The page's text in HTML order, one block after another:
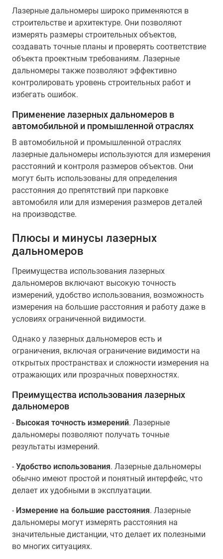
Лазерные дальномеры широко применяются в
строительстве и архитектуре. Они позволяют
измерять размеры строительных объектов,
создавать точные планы и проверять соответствие
объекта проектным требованиям. Лазерные
дальномеры также позволяют эффективно
контролировать уровень строительных работ и
избегать ошибок.
Применение лазерных дальномеров в
автомобильной и промышленной отраслях
В автомобильной и промышленной отраслях
лазерные дальномеры используются для измерения
расстояний и контроля размеров объектов. Они
могут быть использованы для определения
расстояния до препятствий при парковке
автомобиля или для измерения размеров деталей
на производстве.
Плюсы и минусы лазерных
дальномеров
Преимущества использования лазерных
дальномеров включают высокую точность
измерений, удобство использования, возможность
измерения на большие расстояния и работу даже в
условиях ограниченной видимости.
Однако у лазерных дальномеров есть и
ограничения, включая ограничение видимости на
открытых пространствах и сложности измерения на
отражающих или прозрачных поверхностях.
Преимущества использования лазерных
дальномеров
- Высокая точность измерений. Лазерные
дальномеры позволяют получать точные
результаты измерений.
- Удобство использования. Лазерные дальномеры
обычно имеют простой и понятный интерфейс, что
делает их удобными в эксплуатации.
- Измерение на большие расстояния. Лазерные
дальномеры могут измерять расстояния на
значительные дистанции, что делает их полезными
во многих ситуациях.